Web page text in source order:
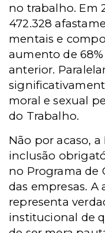
no trabalho. Em
472.328
mentais e
aumento de
anterior.
moral e sexual
do Trabalho.
Não por acaso, a
inclusão
no Programa de
das empresas. A
representa
institucional de